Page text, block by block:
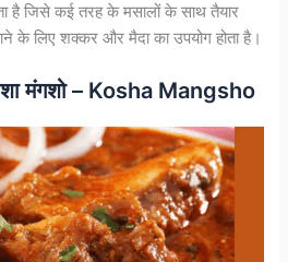
है जिसे कई तरह के मसालों के साथ तैयार
के लिए शक्कर और मैदा का उपयोग होता है।
मंगशो – Kosha Mangsho